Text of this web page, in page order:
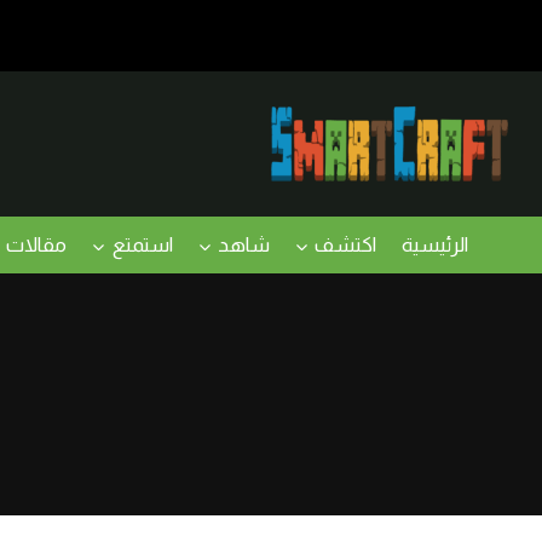
الرئيسية اكتشف شاهد استمتع مقالات